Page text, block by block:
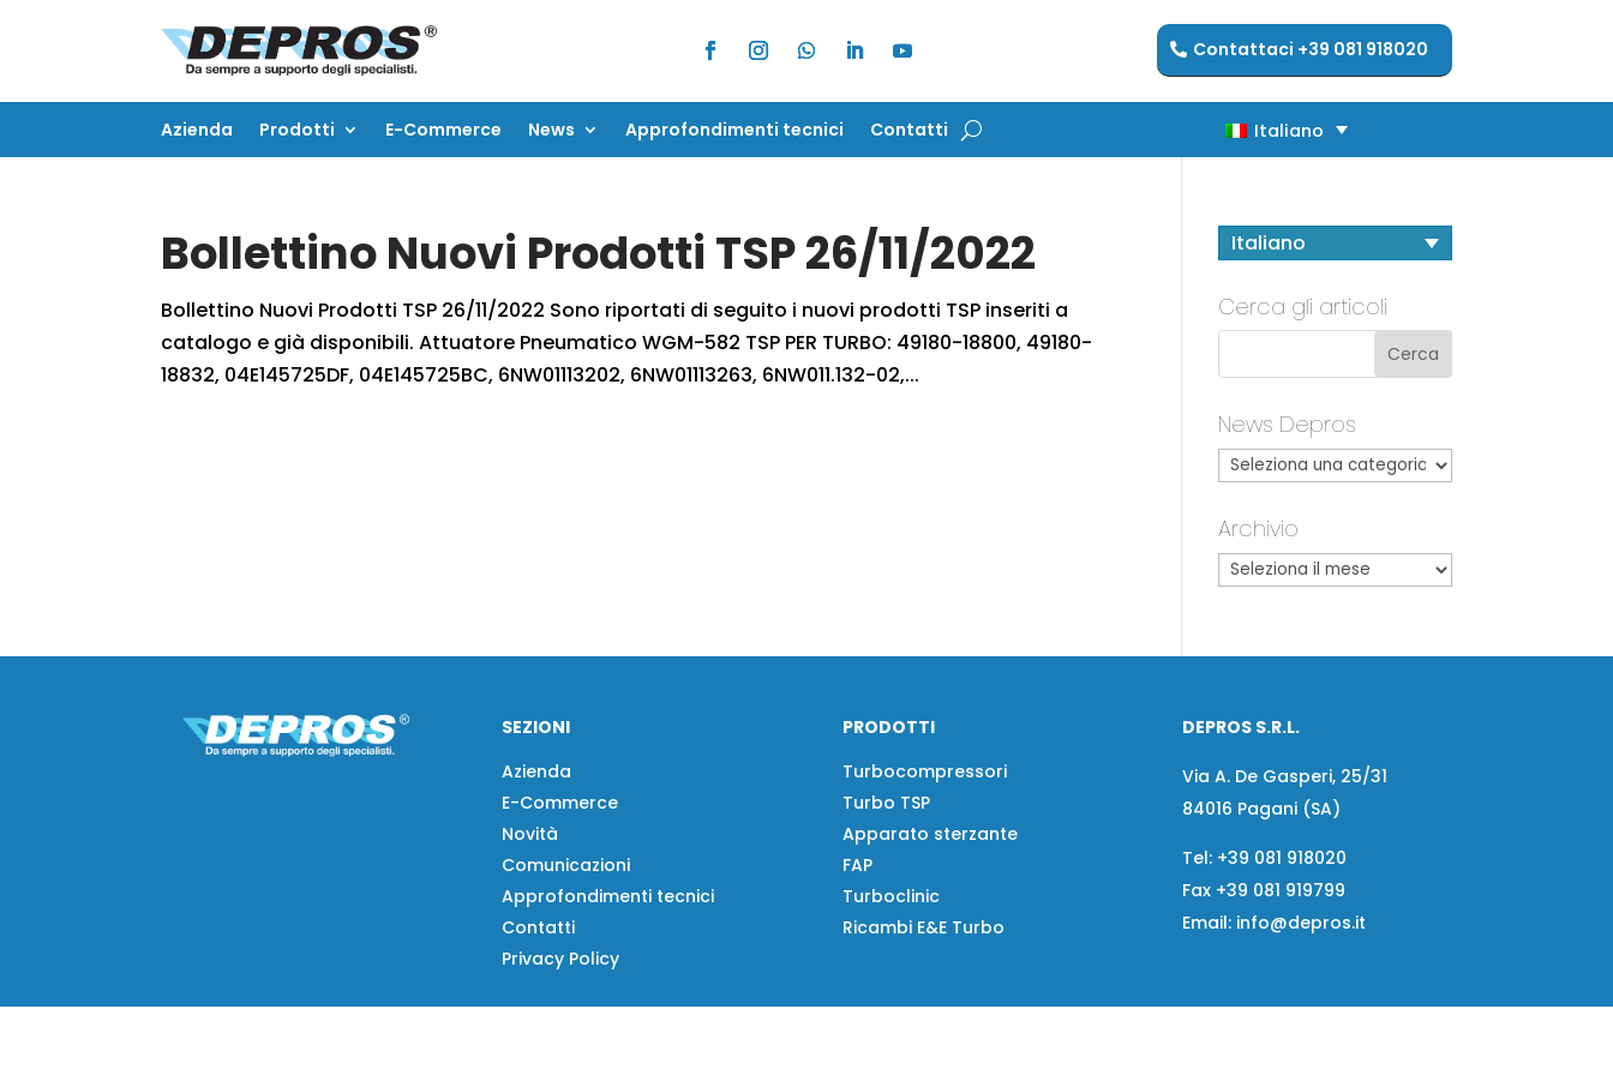
Contattaci +39 081 918020
Azienda Prodotti E-Commerce News Approfondimenti tecnici Contatti Italiano
Azienda Prodotti E-Commerce News Approfondimenti tecnici Contatti Italiano
Bollettino Nuovi Prodotti TSP 26/11/2022
Bollettino Nuovi Prodotti TSP 26/11/2022 Sono riportati di seguito i nuovi prodotti TSP inseriti a
catalogo e già disponibili. Attuatore Pneumatico WGM-582 TSP PER TURBO: 49180-18800, 49180-
18832, 04E145725DF, 04E145725BC, 6NW01113202, 6NW01113263, 6NW011.132-02,...
Italiano
Cerca gli articoli
News Depros
Archivio
SEZIONI
Azienda
E-Commerce
Novità
Comunicazioni
Approfondimenti tecnici
Contatti
Privacy Policy
PRODOTTI
Turbocompressori
Turbo TSP
Apparato sterzante
FAP
Turboclinic
Ricambi E&E Turbo
DEPROS S.R.L.
Via A. De Gasperi, 25/31
84016 Pagani (SA)
Tel: +39 081 918020
Fax +39 081 919799
Email: info@depros.it